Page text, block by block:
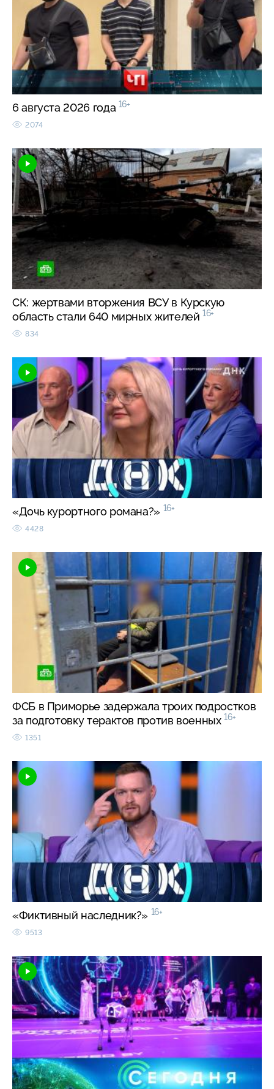
6 августа 2026 года 16+
2074
СК: жертвами вторжения ВСУ в Курскую
область стали 640 мирных жителей 16+
834
«Дочь курортного романа?» 16+
4428
ФСБ в Приморье задержала троих подростков
за подготовку терактов против военных 16+
1351
«Фиктивный наследник?» 16+
9513